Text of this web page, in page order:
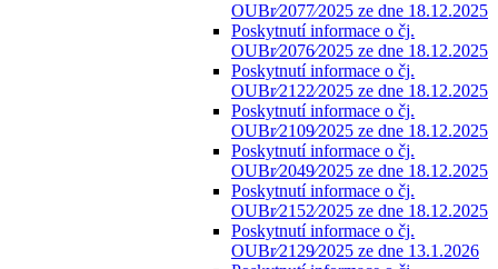
OUBr⁄2077⁄2025 ze dne 18.12.2025
Poskytnutí informace o čj.
OUBr⁄2076⁄2025 ze dne 18.12.2025
Poskytnutí informace o čj.
OUBr⁄2122⁄2025 ze dne 18.12.2025
Poskytnutí informace o čj.
OUBr⁄2109⁄2025 ze dne 18.12.2025
Poskytnutí informace o čj.
OUBr⁄2049⁄2025 ze dne 18.12.2025
Poskytnutí informace o čj.
OUBr⁄2152⁄2025 ze dne 18.12.2025
Poskytnutí informace o čj.
OUBr⁄2129⁄2025 ze dne 13.1.2026